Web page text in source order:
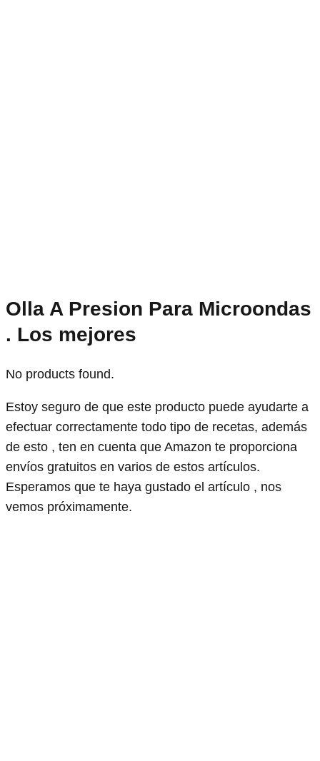
Olla A Presion Para Microondas
. Los mejores
No products found.
Estoy seguro de que este producto puede ayudarte a
efectuar correctamente todo tipo de recetas, además
de esto , ten en cuenta que Amazon te proporciona
envíos gratuitos en varios de estos artículos.
Esperamos que te haya gustado el artículo , nos
vemos próximamente.